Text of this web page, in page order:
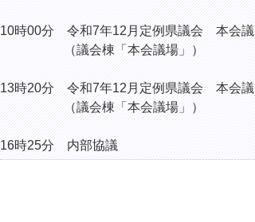
10時00分 令和7年12月定例県議会 本会議
（議会棟「本会議場」）
13時20分 令和7年12月定例県議会 本会議
（議会棟「本会議場」）
16時25分 内部協議